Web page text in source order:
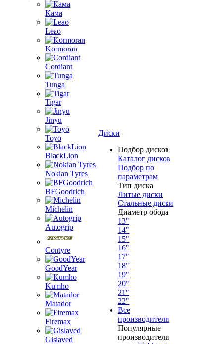
Кама
Leao
Kormoran
Cordiant
Tunga
Tigar
Jinyu
Toyo
BlackLion
Nokian Tyres
BFGoodrich
Michelin
Autogrip
Contyre
GoodYear
Kumho
Matador
Firemax
Gislaved
Диски
Подбор дисков
Каталог дисков
Подбор по
параметрам
Тип диска
Литые диски
Стальные диски
Диаметр обода
13"
14"
15"
16"
17"
18"
19"
20"
21"
22"
Все
производители
Популярные
производители